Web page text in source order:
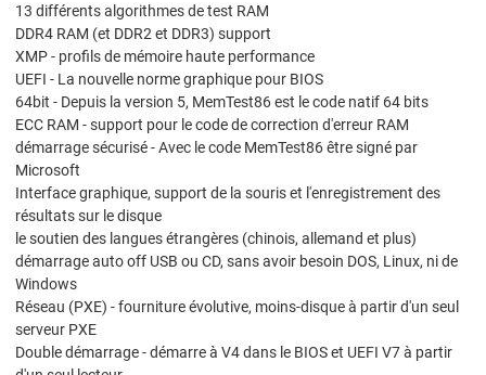
13 différents algorithmes de test RAM
DDR4 RAM (et DDR2 et DDR3) support
XMP - profils de mémoire haute performance
UEFI - La nouvelle norme graphique pour BIOS
64bit - Depuis la version 5, MemTest86 est le code natif 64 bits
ECC RAM - support pour le code de correction d'erreur RAM
démarrage sécurisé - Avec le code MemTest86 être signé par
Microsoft
Interface graphique, support de la souris et l'enregistrement des
résultats sur le disque
le soutien des langues étrangères (chinois, allemand et plus)
démarrage auto off USB ou CD, sans avoir besoin DOS, Linux, ni de
Windows
Réseau (PXE) - fourniture évolutive, moins-disque à partir d'un seul
serveur PXE
Double démarrage - démarre à V4 dans le BIOS et UEFI V7 à partir